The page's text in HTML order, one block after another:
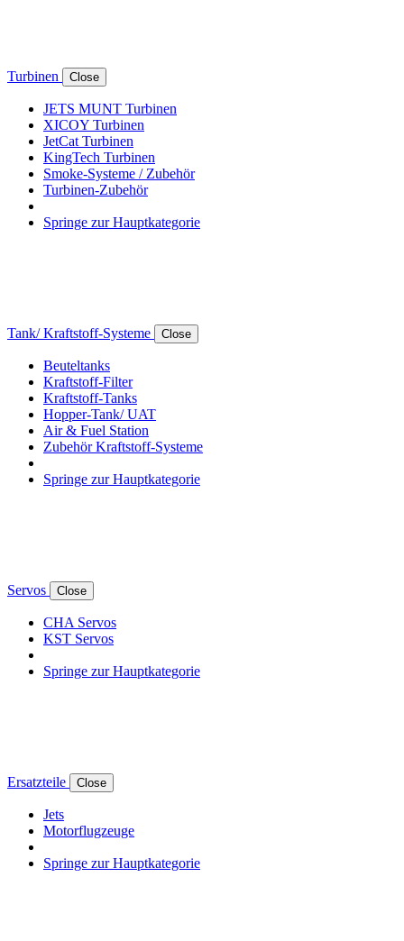
Turbinen Close
JETS MUNT Turbinen
XICOY Turbinen
JetCat Turbinen
KingTech Turbinen
Smoke-Systeme / Zubehör
Turbinen-Zubehör
Springe zur Hauptkategorie
Tank/ Kraftstoff-Systeme Close
Beuteltanks
Kraftstoff-Filter
Kraftstoff-Tanks
Hopper-Tank/ UAT
Air & Fuel Station
Zubehör Kraftstoff-Systeme
Springe zur Hauptkategorie
Servos Close
CHA Servos
KST Servos
Springe zur Hauptkategorie
Ersatzteile Close
Jets
Motorflugzeuge
Springe zur Hauptkategorie